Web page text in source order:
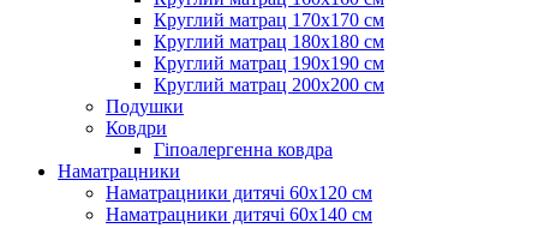
Круглий матрац 170х170 см
Круглий матрац 180х180 см
Круглий матрац 190х190 см
Круглий матрац 200х200 см
Подушки
Ковдри
Гіпоалергенна ковдра
Наматрацники
Наматрацники дитячі 60х120 см
Наматрацники дитячі 60х140 см